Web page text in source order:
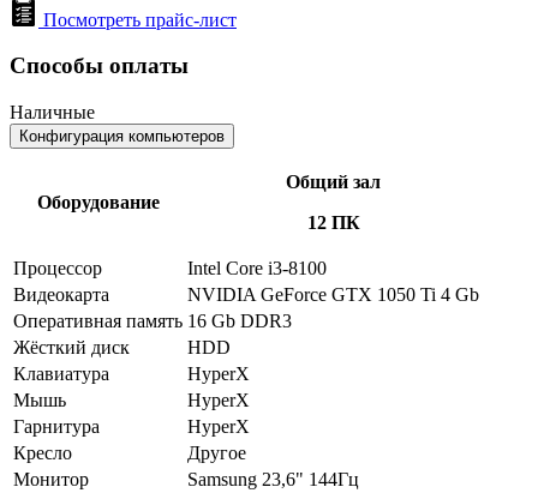
Посмотреть прайс-лист
Способы оплаты
Наличные
Конфигурация компьютеров
Оборудование
Общий зал
12 ПК
Процессор
Intel Core i3-8100
Видеокарта
NVIDIA GeForce GTX 1050 Ti 4 Gb
Оперативная память 16 Gb DDR3
Жёсткий диск
HDD
Клавиатура
HyperX
Мышь
HyperX
Гарнитура
HyperX
Кресло
Другое
Монитор
Samsung 23,6" 144Гц